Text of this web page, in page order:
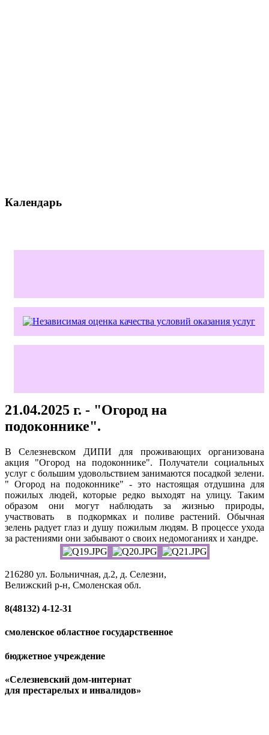
Календарь
21.04.2025 г. - "Огород на
подоконнике".
В Селезневском ДИПИ для проживающих организована
акция "Огород на подоконнике". Получатели социальных
услуг с большим удовольствием занимаются посадкой зелени.
" Огород на подоконнике" - это настоящая отдушина для
пожилых людей, которые редко выходят на улицу. Таким
образом они могут наблюдать за жизнью природы,
участвовать в подкормках и поливе растений. Обычная
зелень радует глаз и душу пожилым людям. В процессе ухода
за растениями они забывают о своих недомоганиях и хандре.
216280 ул. Больничная, д.2, д. Селезни,
Велижский р-н, Смоленская обл.
8(48132) 4-12-31
смоленское областное государственное
бюджетное учреждение
«Селезневский дом-интернат
для престарелых и инвалидов»